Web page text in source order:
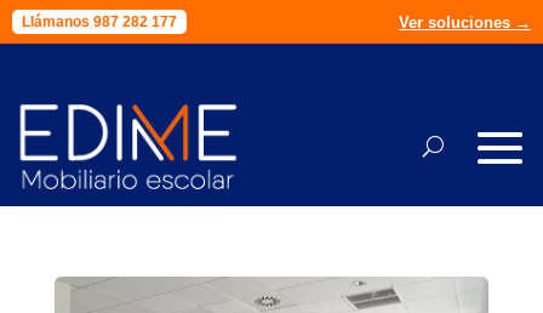
Llámanos 987 282 177 Ver soluciones →